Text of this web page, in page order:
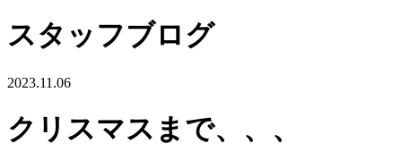
スタッフブログ
2023.11.06
クリスマスまで、、、